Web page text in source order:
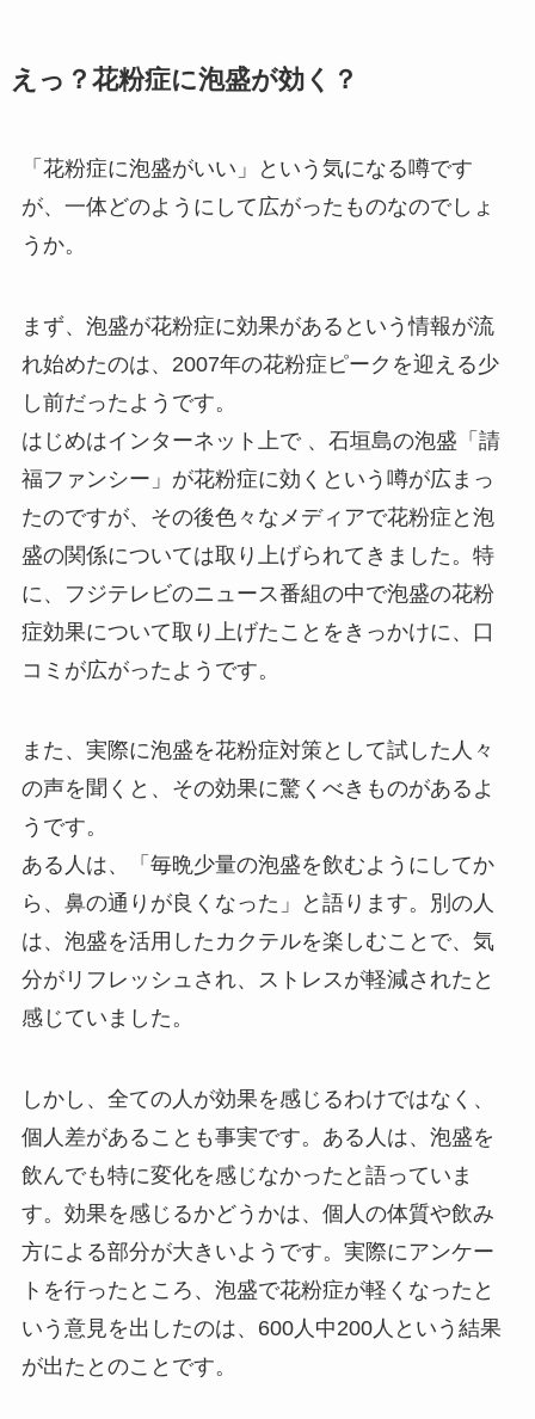
えっ？花粉症に泡盛が効く？
「花粉症に泡盛がいい」という気になる噂です
が、一体どのようにして広がったものなのでしょ
うか。
まず、泡盛が花粉症に効果があるという情報が流
れ始めたのは、2007年の花粉症ピークを迎える少
し前だったようです。
はじめはインターネット上で 、石垣島の泡盛「請
福ファンシー」が花粉症に効くという噂が広まっ
たのですが、その後色々なメディアで花粉症と泡
盛の関係については取り上げられてきました。特
に、フジテレビのニュース番組の中で泡盛の花粉
症効果について取り上げたことをきっかけに、口
コミが広がったようです。
また、実際に泡盛を花粉症対策として試した人々
の声を聞くと、その効果に驚くべきものがあるよ
うです。
ある人は、「毎晩少量の泡盛を飲むようにしてか
ら、鼻の通りが良くなった」と語ります。別の人
は、泡盛を活用したカクテルを楽しむことで、気
分がリフレッシュされ、ストレスが軽減されたと
感じていました。
しかし、全ての人が効果を感じるわけではなく、
個人差があることも事実です。ある人は、泡盛を
飲んでも特に変化を感じなかったと語っていま
す。効果を感じるかどうかは、個人の体質や飲み
方による部分が大きいようです。実際にアンケー
トを行ったところ、泡盛で花粉症が軽くなったと
いう意見を出したのは、600人中200人という結果
が出たとのことです。